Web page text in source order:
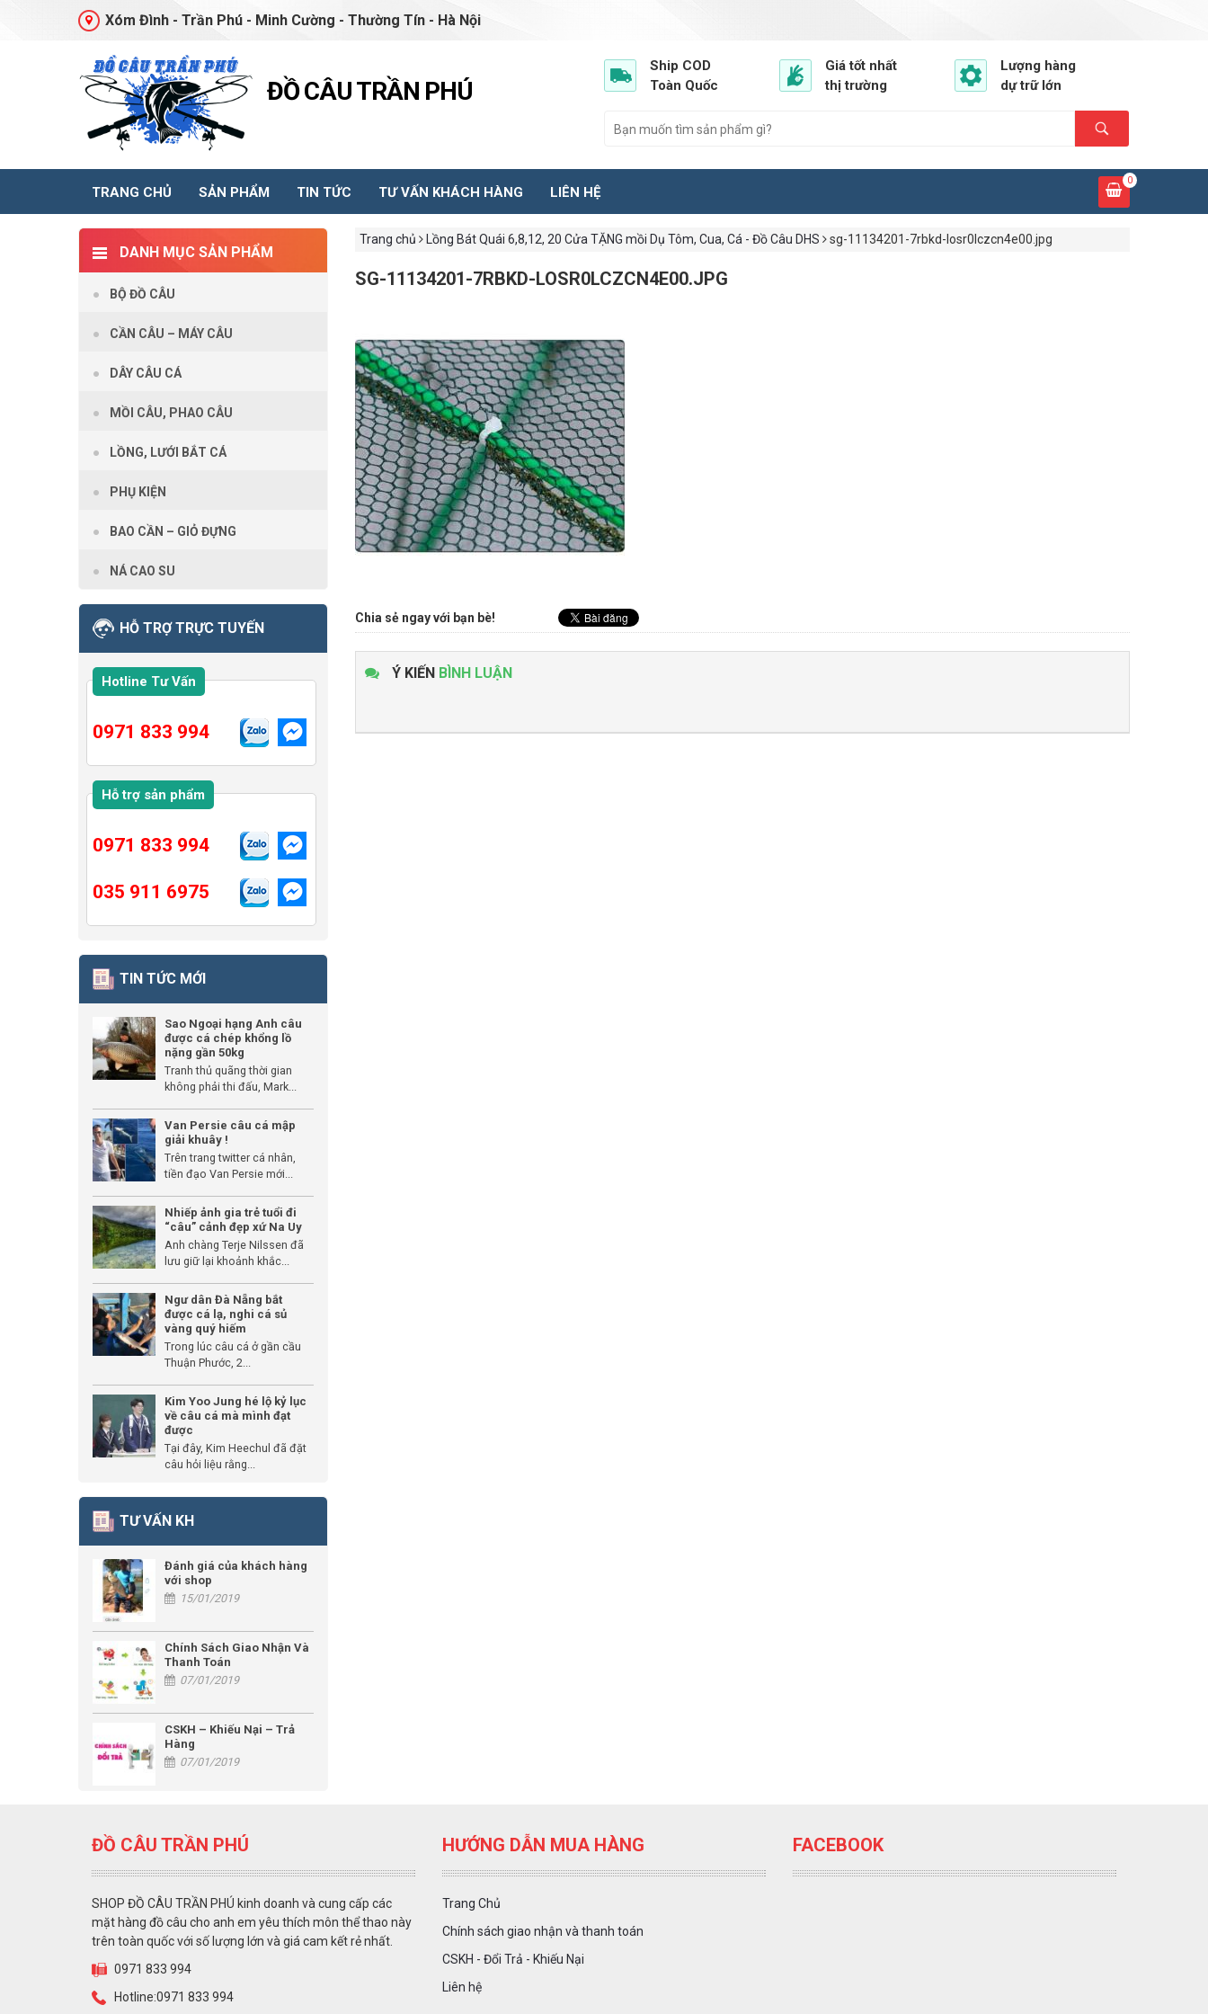
Xóm Đình - Trần Phú - Minh Cường - Thường Tín - Hà Nội
ĐỒ CÂU TRẦN PHÚ
Ship COD
Toàn Quốc
Giá tốt nhất
thị trường
Lượng hàng
dự trữ lớn
TRANG CHỦ SẢN PHẨM TIN TỨC TƯ VẤN KHÁCH HÀNG LIÊN HỆ
0
Trang chủ Lồng Bát Quái 6,8,12, 20 Cửa TẶNG mồi Dụ Tôm, Cua, Cá - Đồ Câu DHS sg-11134201-7rbkd-losr0lczcn4e00.jpg
SG-11134201-7RBKD-LOSR0LCZCN4E00.JPG
Chia sẻ ngay với bạn bè!
Ý KIẾN BÌNH LUẬN
DANH MỤC SẢN PHẨM
BỘ ĐỒ CÂU
CẦN CÂU – MÁY CÂU
DÂY CÂU CÁ
MỒI CÂU, PHAO CÂU
LỒNG, LƯỚI BẮT CÁ
PHỤ KIỆN
BAO CẦN – GIỎ ĐỰNG
NÁ CAO SU
HỖ TRỢ TRỰC TUYẾN
Hotline Tư Vấn
0971 833 994
Hỗ trợ sản phẩm
0971 833 994
035 911 6975
TIN TỨC MỚI
Sao Ngoại hạng Anh câu
được cá chép khổng lồ
nặng gần 50kg
Tranh thủ quãng thời gian
không phải thi đấu, Mark...
Van Persie câu cá mập
giải khuây !
Trên trang twitter cá nhân,
tiền đạo Van Persie mới...
Nhiếp ảnh gia trẻ tuổi đi
“câu” cảnh đẹp xứ Na Uy
Anh chàng Terje Nilssen đã
lưu giữ lại khoảnh khắc...
Ngư dân Đà Nẵng bắt
được cá lạ, nghi cá sủ
vàng quý hiếm
Trong lúc câu cá ở gần cầu
Thuận Phước, 2...
Kim Yoo Jung hé lộ kỷ lục
về câu cá mà mình đạt
được
Tại đây, Kim Heechul đã đặt
câu hỏi liệu rằng...
TƯ VẤN KH
Đánh giá của khách hàng
với shop
15/01/2019
Chính Sách Giao Nhận Và
Thanh Toán
07/01/2019
CSKH – Khiếu Nại – Trả
Hàng
07/01/2019
ĐỒ CÂU TRẦN PHÚ
SHOP ĐỒ CÂU TRẦN PHÚ kinh doanh và cung cấp các
mặt hàng đồ câu cho anh em yêu thích môn thể thao này
trên toàn quốc với số lượng lớn và giá cam kết rẻ nhất.
0971 833 994
Hotline:0971 833 994
HƯỚNG DẪN MUA HÀNG
Trang Chủ
Chính sách giao nhận và thanh toán
CSKH - Đổi Trả - Khiếu Nại
Liên hệ
FACEBOOK